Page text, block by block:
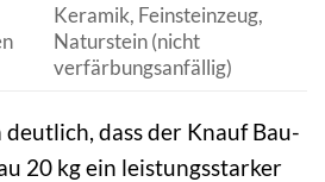
Keramik, Feinsteinzeug,
Naturstein (nicht
verfärbungsanfällig)
deutlich, dass der Knauf Bau-
20 kg ein leistungsstarker